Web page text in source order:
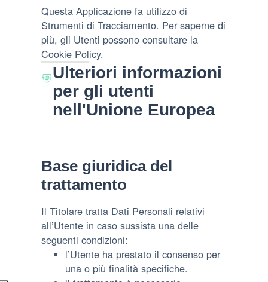
Questa Applicazione fa utilizzo di
Strumenti di Tracciamento. Per saperne di
più, gli Utenti possono consultare la
Cookie Policy.
Ulteriori informazioni
per gli utenti
nell'Unione Europea
Base giuridica del
trattamento
Il Titolare tratta Dati Personali relativi
all’Utente in caso sussista una delle
seguenti condizioni:
l’Utente ha prestato il consenso per
una o più finalità specifiche.